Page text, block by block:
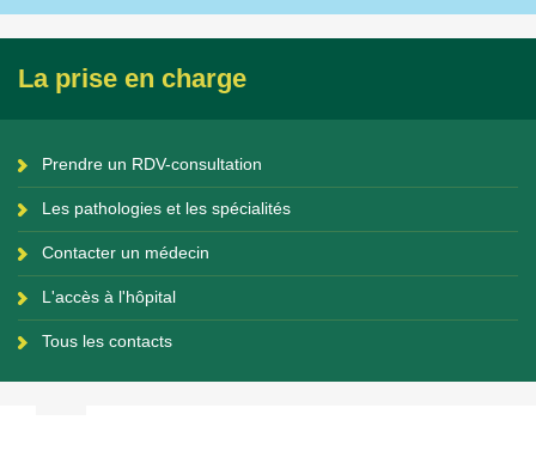
La prise en charge
Prendre un RDV-consultation
Les pathologies et les spécialités
Contacter un médecin
L'accès à l'hôpital
Tous les contacts